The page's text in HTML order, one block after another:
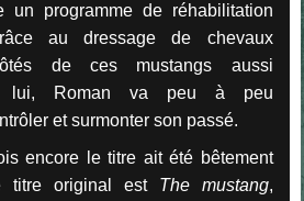
un programme de réhabilitation
au dressage de chevaux
de ces mustangs aussi
lui, Roman va peu à peu
et surmonter son passé.
encore le titre ait été bêtement
titre original est The mustang,